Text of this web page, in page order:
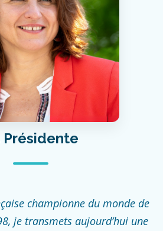
Présidente
championne du monde de
je transmets aujourd’hui une